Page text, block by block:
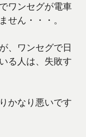
ワンセグが電車
せん・・・。
、ワンセグで日
る人は、失敗す
かなり悪いです